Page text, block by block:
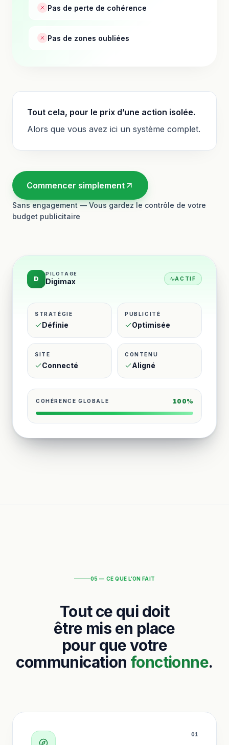
Pas de perte de cohérence
Pas de zones oubliées
Tout cela, pour le prix d’une action isolée.
Alors que vous avez ici un système complet.
Commencer simplement
Sans engagement — Vous gardez le contrôle de votre
budget publicitaire
D
PILOTAGE
Digimax ACTIF
STRATÉGIE
Définie
PUBLICITÉ
Optimisée
SITE
Connecté
CONTENU
Aligné
COHÉRENCE GLOBALE 100%
05 — CE QUE L’ON FAIT
Tout ce qui doit
être mis en place
pour que votre
communication fonctionne.
01